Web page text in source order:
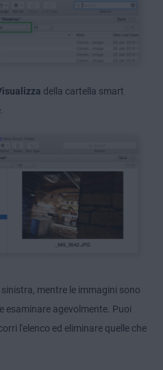
della cartella smart
mentre le immagini sono
esaminare agevolmente. Puoi
l'elenco ed eliminare quelle che